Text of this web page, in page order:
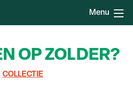
Menu
OP ZOLDER?
COLLECTIE